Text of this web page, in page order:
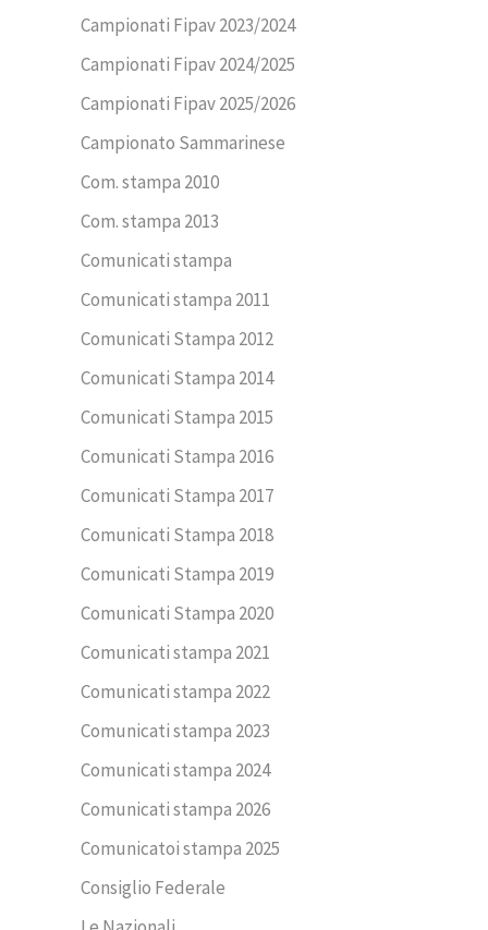
Campionati Fipav 2023/2024
Campionati Fipav 2024/2025
Campionati Fipav 2025/2026
Campionato Sammarinese
Com. stampa 2010
Com. stampa 2013
Comunicati stampa
Comunicati stampa 2011
Comunicati Stampa 2012
Comunicati Stampa 2014
Comunicati Stampa 2015
Comunicati Stampa 2016
Comunicati Stampa 2017
Comunicati Stampa 2018
Comunicati Stampa 2019
Comunicati Stampa 2020
Comunicati stampa 2021
Comunicati stampa 2022
Comunicati stampa 2023
Comunicati stampa 2024
Comunicati stampa 2026
Comunicatoi stampa 2025
Consiglio Federale